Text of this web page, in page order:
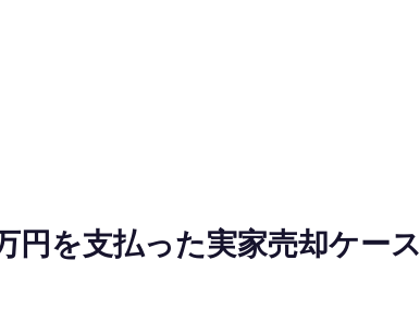
を支払った実家売却ケース